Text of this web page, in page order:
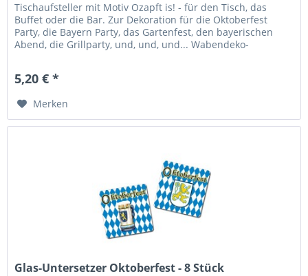
Tischaufsteller mit Motiv Ozapft is! - für den Tisch, das
Buffet oder die Bar. Zur Dekoration für die Oktoberfest
Party, die Bayern Party, das Gartenfest, den bayerischen
Abend, die Grillparty, und, und, und... Wabendeko-
5,20 € *
Merken
Glas-Untersetzer Oktoberfest - 8 Stück